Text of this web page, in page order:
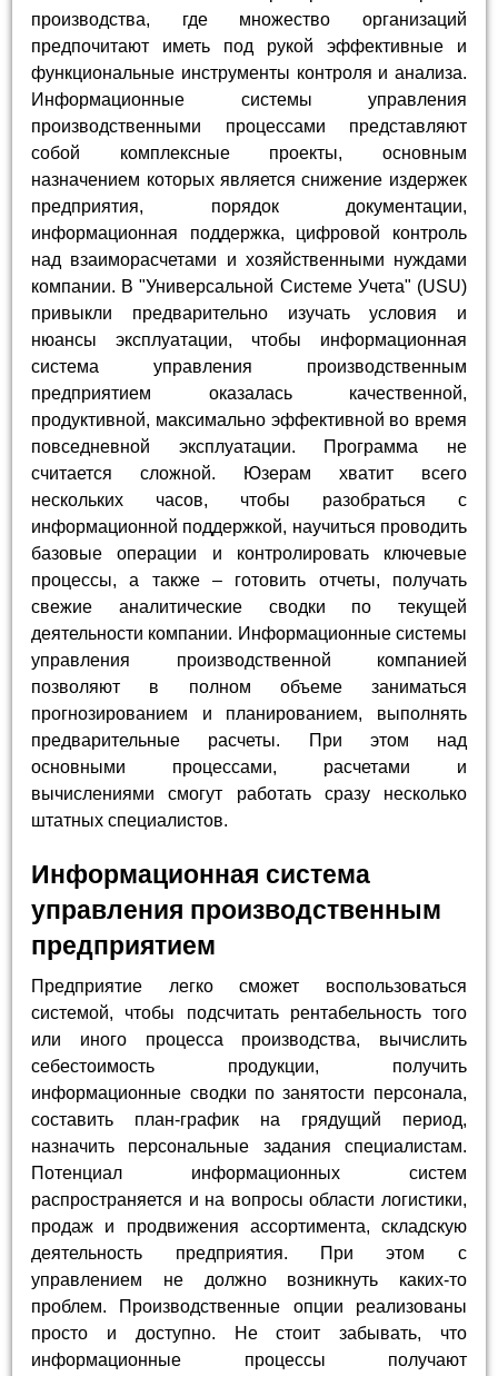
производства, где множество организаций
предпочитают иметь под рукой эффективные и
функциональные инструменты контроля и анализа.
Информационные системы управления
производственными процессами представляют
собой комплексные проекты, основным
назначением которых является снижение издержек
предприятия, порядок документации,
информационная поддержка, цифровой контроль
над взаиморасчетами и хозяйственными нуждами
компании. В "Универсальной Системе Учета" (USU)
привыкли предварительно изучать условия и
нюансы эксплуатации, чтобы информационная
система управления производственным
предприятием оказалась качественной,
продуктивной, максимально эффективной во время
повседневной эксплуатации. Программа не
считается сложной. Юзерам хватит всего
нескольких часов, чтобы разобраться с
информационной поддержкой, научиться проводить
базовые операции и контролировать ключевые
процессы, а также – готовить отчеты, получать
свежие аналитические сводки по текущей
деятельности компании. Информационные системы
управления производственной компанией
позволяют в полном объеме заниматься
прогнозированием и планированием, выполнять
предварительные расчеты. При этом над
основными процессами, расчетами и
вычислениями смогут работать сразу несколько
штатных специалистов.
Информационная система
управления производственным
предприятием
Предприятие легко сможет воспользоваться
системой, чтобы подсчитать рентабельность того
или иного процесса производства, вычислить
себестоимость продукции, получить
информационные сводки по занятости персонала,
составить план-график на грядущий период,
назначить персональные задания специалистам.
Потенциал информационных систем
распространяется и на вопросы области логистики,
продаж и продвижения ассортимента, складскую
деятельность предприятия. При этом с
управлением не должно возникнуть каких-то
проблем. Производственные опции реализованы
просто и доступно. Не стоит забывать, что
информационные процессы получают